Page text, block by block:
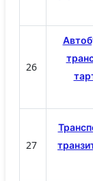
26
27